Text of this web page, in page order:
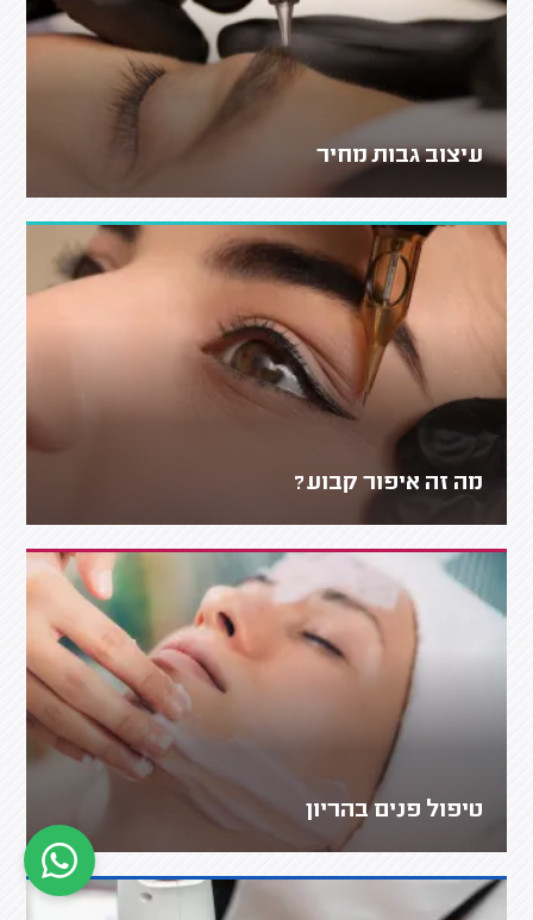
עיצוב גבות מחיר
מה זה איפור קבוע?
טיפול פנים בהריון